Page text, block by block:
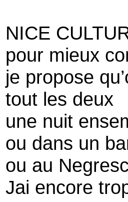
NICE
pour mieux
je propose
tout les deux
une nuit
ou dans un
ou au
Jai encore